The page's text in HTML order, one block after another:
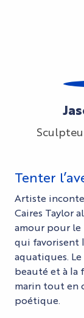
Tenter
Artiste
Caires Taylor
amour pour le
qui favorisent
aquatiques.
beauté et à la
marin tout en
poétique.